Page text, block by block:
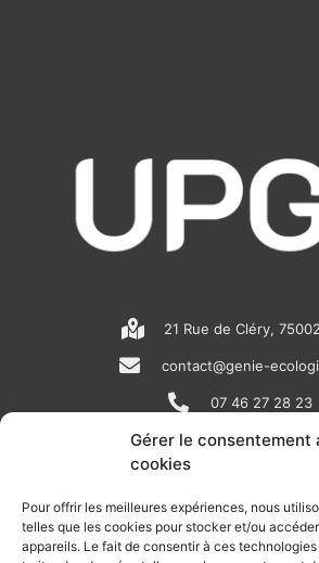
Gérer le consentement
cookies
Pour offrir les meilleures expériences, nous
telles que les cookies pour stocker et/ou
appareils. Le fait de consentir à ces
21 Rue de Cléry,
contact@genie-
07 46 27 28 23
N
e
w
i
n